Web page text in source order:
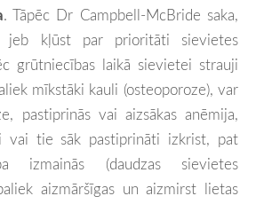
. Tāpēc Dr Campbell-McBride saka,
jeb kļūst par prioritāti sievietes
grūtniecības laikā sievietei strauji
mīkstāki kauli (osteoporoze), var
pastiprinās vai aizsākas anēmija,
vai tie sāk pastiprināti izkrist, pat
izmainās (daudzas sievietes
aizmāršīgas un aizmirst lietas